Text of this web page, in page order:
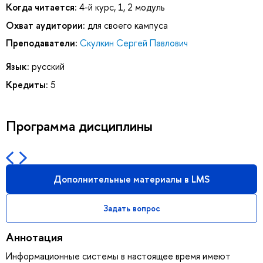
Когда читается: 4-й курс, 1, 2 модуль
Охват аудитории: для своего кампуса
Преподаватели: Скулкин Сергей Павлович
Язык: русский
Кредиты: 5
Программа дисциплины
Дополнительные материалы в LMS
Задать вопрос
Аннотация
Информационные системы в настоящее время имеют